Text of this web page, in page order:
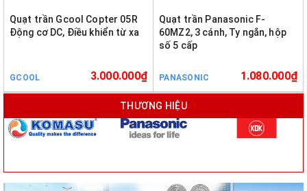
Quạt trần Gcool Copter 05R
Động cơ DC, Điều khiển từ xa
GCOOL 3.000.000₫
Quạt trần Panasonic F-
60MZ2, 3 cánh, Ty ngắn, hộp
số 5 cấp
PANASONIC 1.080.000₫
THƯƠNG HIỆU